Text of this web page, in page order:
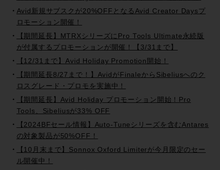
Avid新規サブスクが20%OFFとなるAvid Creator Daysプ
ロモーション開催！
【期間延長】MTRXシリーズにPro Tools Ultimate永続版
が付属するプロモーションが開催！【3/31まで】
【12/31まで】Avid Holiday Promotion開始！
【期間延長8/27まで！】AvidがFinaleからSibeliusへのク
ロスグレード・プロモを実施中！
【期間延長】Avid Holiday プロモーション開始！Pro
Tools、Sibeliusが33% OFF
【2024BFセール情報】Auto-Tuneシリーズを含むAntares
の対象製品が50%OFF！
【10月末まで】Sonnox Oxford Limiterが今月限定のセー
ル開催中！